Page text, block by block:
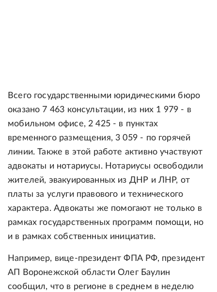
Всего государственными юридическими бюро
оказано 7 463 консультации, из них 1 979 - в
мобильном офисе, 2 425 - в пунктах
временного размещения, 3 059 - по горячей
линии. Также в этой работе активно участвуют
адвокаты и нотариусы. Нотариусы освободили
жителей, эвакуированных из ДНР и ЛНР, от
платы за услуги правового и технического
характера. Адвокаты же помогают не только в
рамках государственных программ помощи, но
и в рамках собственных инициатив.
Например, вице-президент ФПА РФ, президент
АП Воронежской области Олег Баулин
сообщил, что в регионе в среднем в неделю